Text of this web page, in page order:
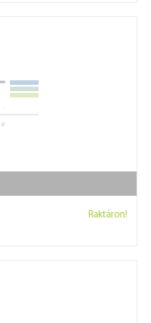
Raktáron!